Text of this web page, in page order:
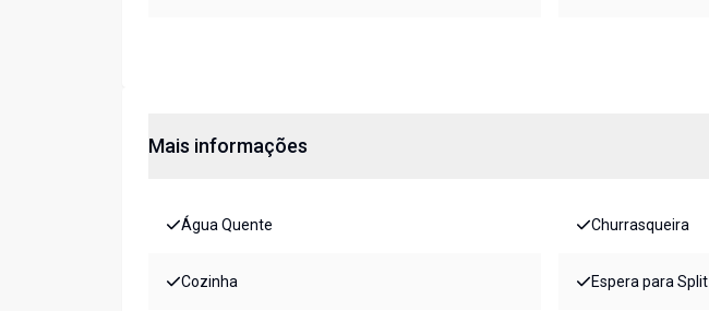
Mais informações
Água Quente Churrasqueira
Cozinha Espera para Split